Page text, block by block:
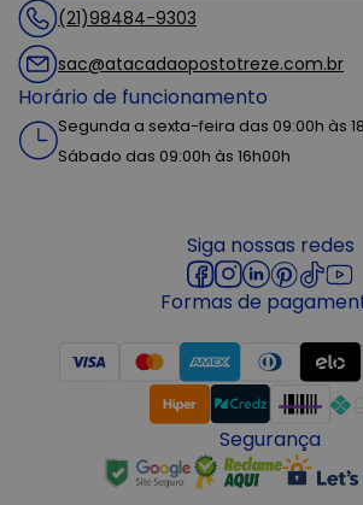
(21)98484-9303
sac@atacadaopostotreze.com.br
Horário de funcionamento
Segunda a sexta-feira das 09:00h às
Sábado das 09:00h às 16h00h
Siga nossas redes
Formas de
Segurança